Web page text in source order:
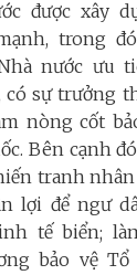
được xây
trong
nước ưu
có sự trưởng
nòng cốt
Bên cạnh
tranh
lợi để ngư
tế biển;
bảo vệ Tổ